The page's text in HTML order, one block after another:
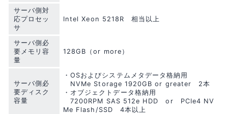
サーバ側対
応プロセッ
サ
Intel Xeon 5218R 相当以上
サーバ側必
要メモリ容
量
128GB（or more）
サーバ側必
要ディスク
容量
・OSおよびシステムメタデータ格納用
NVMe Storage 1920GB or greater 2本
・オブジェクトデータ格納用
7200RPM SAS 512e HDD or PCIe4 NV
Me Flash/SSD 4本以上